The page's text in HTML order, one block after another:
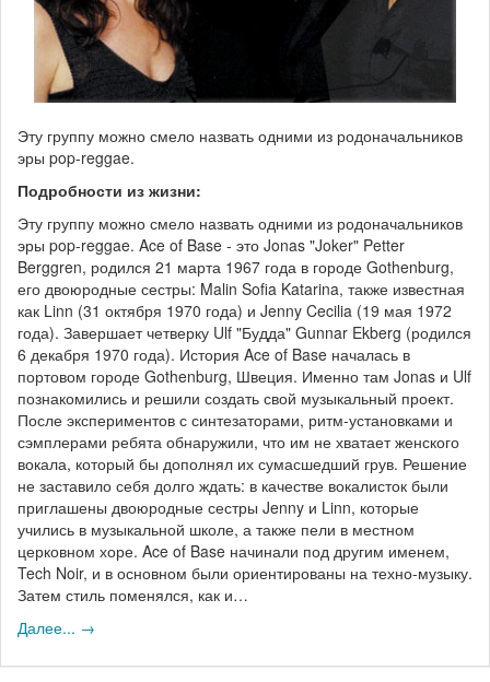
Эту группу можно смело назвать одними из родоначальников
эры pop-reggae.
Подробности из жизни:
Эту группу можно смело назвать одними из родоначальников
эры pop-reggae. Ace of Base - это Jonas "Joker" Petter
Berggren, родился 21 марта 1967 года в городе Gothenburg,
его двоюродные сестры: Malin Sofia Katarina, также известная
как Linn (31 октября 1970 года) и Jenny Cecilia (19 мая 1972
года). Завершает четверку Ulf "Будда" Gunnar Ekberg (родился
6 декабря 1970 года). История Ace of Base началась в
портовом городе Gothenburg, Швеция. Именно там Jonas и Ulf
познакомились и решили создать свой музыкальный проект.
После экспериментов с синтезаторами, ритм-установками и
сэмплерами ребята обнаружили, что им не хватает женского
вокала, который бы дополнял их сумасшедший грув. Решение
не заставило себя долго ждать: в качестве вокалисток были
приглашены двоюродные сестры Jenny и Linn, которые
учились в музыкальной школе, а также пели в местном
церковном хоре. Ace of Base начинали под другим именем,
Tech Noir, и в основном были ориентированы на техно-музыку.
Затем стиль поменялся, как и…
Далее... →